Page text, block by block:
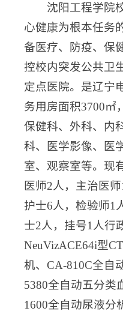
沈阳工程学院
心健康为根本任务
备医疗、防疫、保
控校内突发公共卫
定点医院。是辽宁
务用房面积3700㎡
保健科、外科、内
科、医学影像、医
室、观察室等。现
医师2人，主治医
护士6人，检验师1
士2人，挂号1人行
NeuVizACE64i型
机、CA-810C全自
5380全自动五分类
1600全自动尿液分